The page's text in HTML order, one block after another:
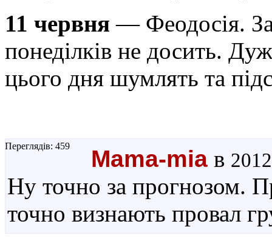
11 червня — Феодосія.
понеділків не досить.
цього дня шумлять та
Переглядів: 459 Mama-mia в
Ну точно за прогнозом.
точно визнають провал